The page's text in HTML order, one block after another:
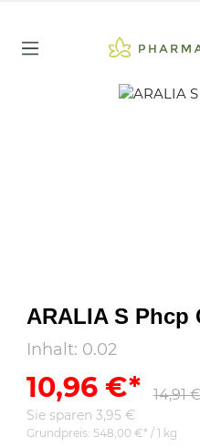
ARALIA S Phcp
Inhalt: 0.02
10,96 €* 14,91
Sie sparen 3,95 €
Grundpreis: 548,00 €* / 1 kg